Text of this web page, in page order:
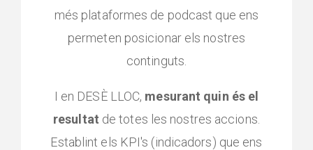
més plataformes de podcast que ens
permeten posicionar els nostres
continguts.
I en DESÈ LLOC, mesurant quin és el
resultat de totes les nostres accions.
Establint els KPI's (indicadors) que ens